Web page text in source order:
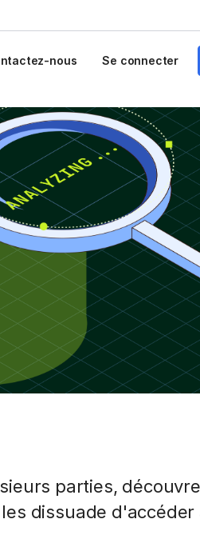
nous Se connecter
parties,
dissuade d'accéder